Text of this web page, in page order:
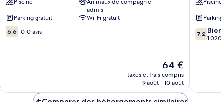
Bournemouth
Piscine
Animaux de compagnie
admis
Parking gratuit
Wi-Fi gratuit
6.6
sur
6,6 1 010 avis
Le
nouveau
prix
de
64 €
taxes et frais compris
9 août - 10 août
Centre-
de
7.2
sur
7,2
1